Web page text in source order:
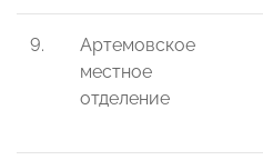
9.
Артемовское
местное
отделение